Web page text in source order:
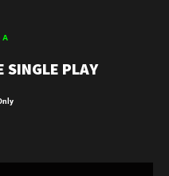
SINGLE PLAY